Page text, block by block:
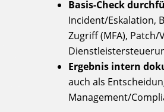
Basis-Check
Incident/Eskalation,
Zugriff (MFA),
Ergebnis intern
auch als
Management/